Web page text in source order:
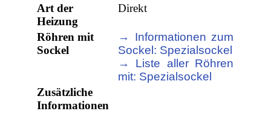
Art der
Heizung
Direkt
Röhren mit
Sockel
→ Informationen zum
Sockel: Spezialsockel
→ Liste aller Röhren
mit: Spezialsockel
Zusätzliche
Informationen